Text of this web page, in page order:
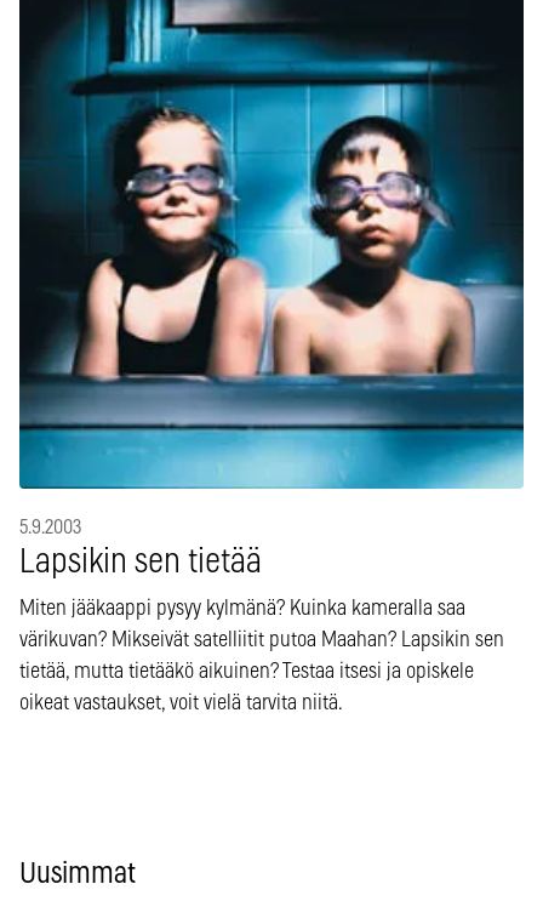
5.9.2003
Lapsikin sen tietää
Miten jääkaappi pysyy kylmänä? Kuinka kameralla saa
värikuvan? Mikseivät satelliitit putoa Maahan? Lapsikin sen
tietää, mutta tietääkö aikuinen? Testaa itsesi ja opiskele
oikeat vastaukset, voit vielä tarvita niitä.
Uusimmat